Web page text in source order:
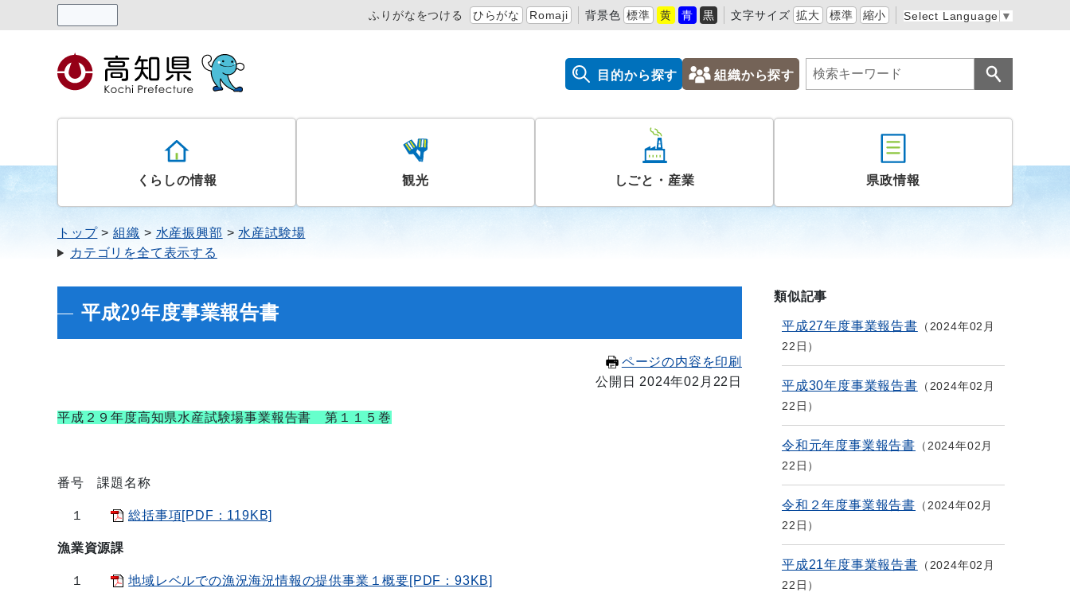
ふりがなをつける ひらがな Romaji 背景色 標準 黄 青 黒 文字サイズ 拡大 標準 縮小 Select Language ▼
目的から探す 組織から探す
くらしの情報 観光 しごと・産業 県政情報
トップ 組織 水産振興部
水産試験場
カテゴリを全て表示する
平成29年度事業報告書
ページの内容を印刷
公開日 2024年02月22日
平成２９年度高知県水産試験場事業報告書 第１１５巻
番号 課題名称
１ 総括事項[PDF：119KB]
漁業資源課
１ 地域レベルでの漁況海況情報の提供事業１概要[PDF：93KB]
類似記事
平成27年度事業報告書
2024年02月
22日
平成30年度事業報告書
2024年02月
22日
令和元年度事業報告書
2024年02月
22日
令和２年度事業報告書
2024年02月
22日
平成21年度事業報告書
2024年02月
22日